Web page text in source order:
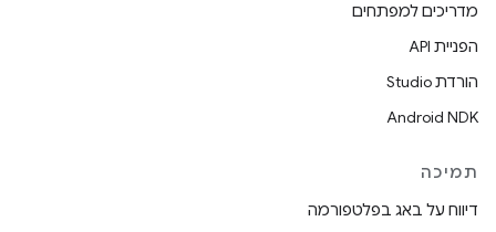
מדריכים למפתחים
הפניית API
הורדת Studio
Android NDK
תמיכה
דיווח על באג בפלטפורמה